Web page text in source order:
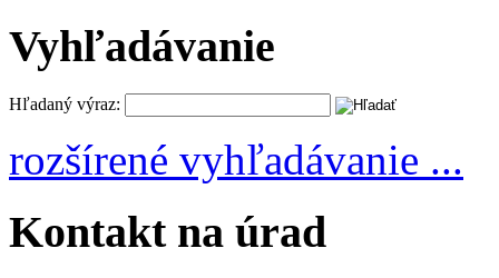
Vyhľadávanie
Hľadaný výraz:
rozšírené vyhľadávanie ...
Kontakt na úrad